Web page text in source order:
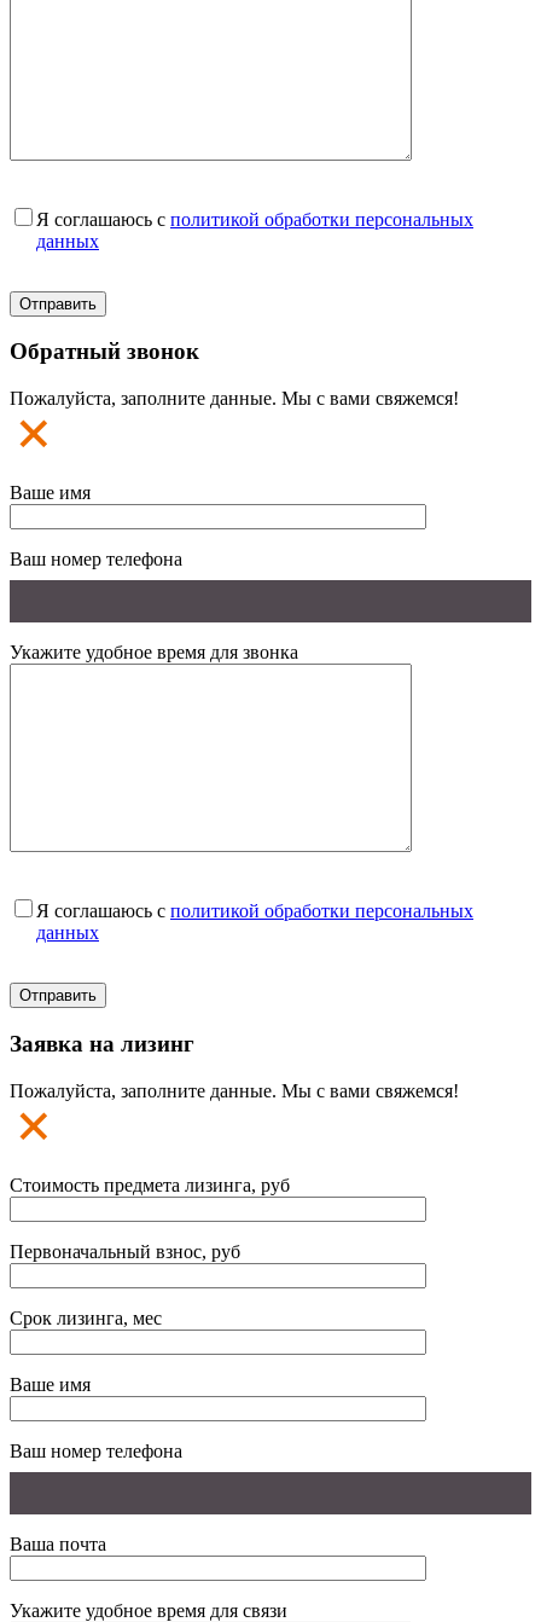
Я соглашаюсь с политикой обработки персональных
данных
Обратный звонок
Пожалуйста, заполните данные. Мы с вами свяжемся!
Ваше имя
Ваш номер телефона
Укажите удобное время для звонка
Я соглашаюсь с политикой обработки персональных
данных
Заявка на лизинг
Пожалуйста, заполните данные. Мы с вами свяжемся!
Стоимость предмета лизинга, руб
Первоначальный взнос, руб
Срок лизинга, мес
Ваше имя
Ваш номер телефона
Ваша почта
Укажите удобное время для связи